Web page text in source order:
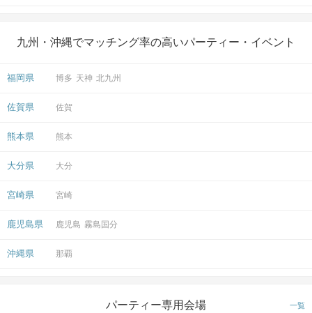
九州・沖縄でマッチング率の高いパーティー・イベント
福岡県 博多 天神 北九州
佐賀県 佐賀
熊本県 熊本
大分県 大分
宮崎県 宮崎
鹿児島県 鹿児島 霧島国分
沖縄県 那覇
パーティー専用会場 一覧